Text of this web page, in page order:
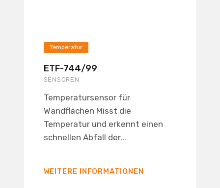
Temperatur
ETF-744/99
SENSOREN
Temperatursensor für
Wandflächen Misst die
Temperatur und erkennt einen
schnellen Abfall der...
WEITERE INFORMATIONEN